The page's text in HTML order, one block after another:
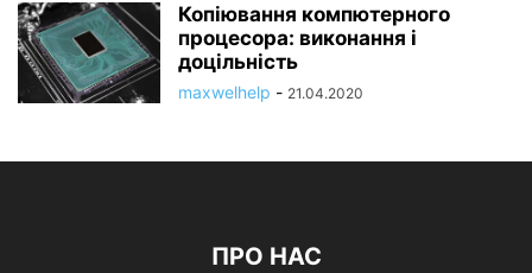
Копіювання компютерного
процесора: виконання і
доцільність
maxwelhelp - 21.04.2020
ПРО НАС